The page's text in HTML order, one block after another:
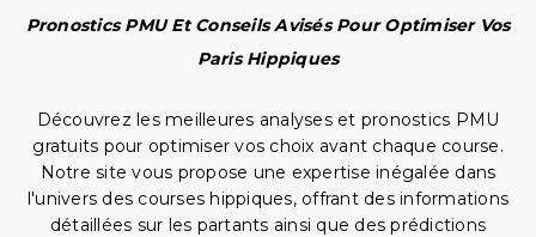
Pronostics PMU Et Conseils Avisés Pour Optimiser Vos
Paris Hippiques
Découvrez les meilleures analyses et pronostics PMU
gratuits pour optimiser vos choix avant chaque course.
Notre site vous propose une expertise inégalée dans
l'univers des courses hippiques, offrant des informations
détaillées sur les partants ainsi que des prédictions